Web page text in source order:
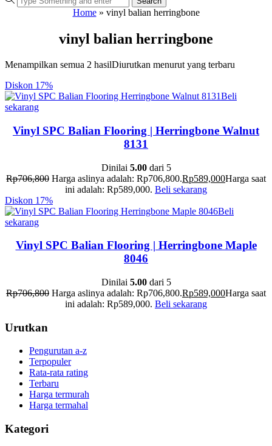
Home» vinyl balian herringbone
vinyl balian herringbone
Menampilkan semua 2 hasilDiurutkan menurut yang terbaru
Diskon 17%
Beli
sekarang
Vinyl SPC Balian Flooring | Herringbone Walnut
8131
Dinilai 5.00dari 5
Rp706,800 Harga aslinya adalah: Rp706,800.Rp589,000Harga saat
ini adalah: Rp589,000. Beli sekarang
Diskon 17%
Beli
sekarang
Vinyl SPC Balian Flooring | Herringbone Maple
8046
Dinilai 5.00dari 5
Rp706,800 Harga aslinya adalah: Rp706,800.Rp589,000Harga saat
ini adalah: Rp589,000. Beli sekarang
Urutkan
Pengurutan a-z
Terpopuler
Rata-rata rating
Terbaru
Harga termurah
Harga termahal
Kategori